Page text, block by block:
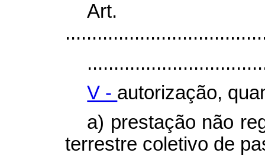
V - autorização,
a) prestação não
terrestre coletivo de